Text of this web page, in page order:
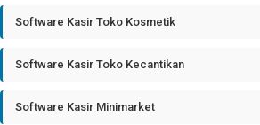
Software Kasir Toko Kosmetik
Software Kasir Toko Kecantikan
Software Kasir Minimarket